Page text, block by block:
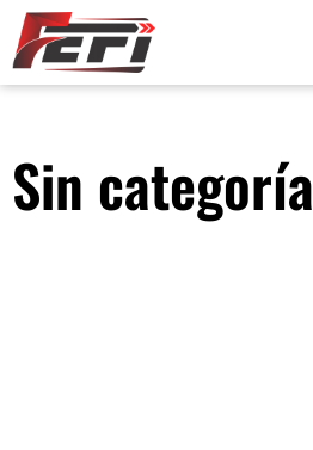
Sin categoría